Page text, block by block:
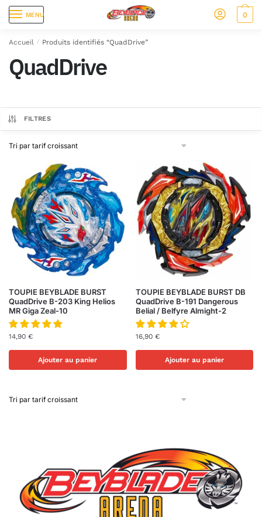
MENU 0
Accueil / Produits identifiés “QuadDrive”
QuadDrive
FILTRES
TOUPIE BEYBLADE BURST
QuadDrive B-203 King Helios
MR Giga Zeal-10
14,90 €
Ajouter au panier
TOUPIE BEYBLADE BURST DB
QuadDrive B-191 Dangerous
Belial / Belfyre Almight-2
16,90 €
Ajouter au panier